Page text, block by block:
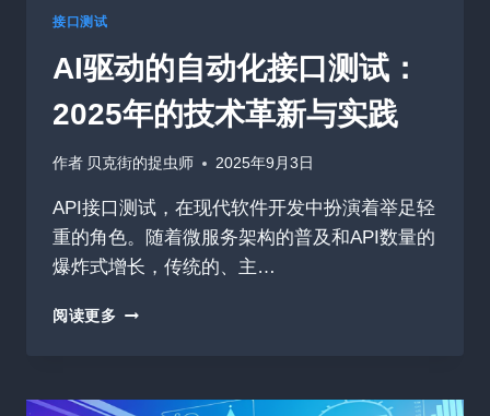
接口测试
AI驱动的自动化接口测试：
2025年的技术革新与实践
作者 贝克街的捉虫师 2025年9月3日
API接口测试，在现代软件开发中扮演着举足轻
重的角色。随着微服务架构的普及和API数量的
爆炸式增长，传统的、主…
阅读更多 AI
自